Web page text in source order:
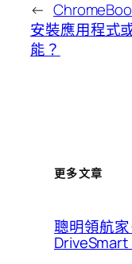
←
安裝應用程式
能？
更多文章
聰明領航
DriveSmart